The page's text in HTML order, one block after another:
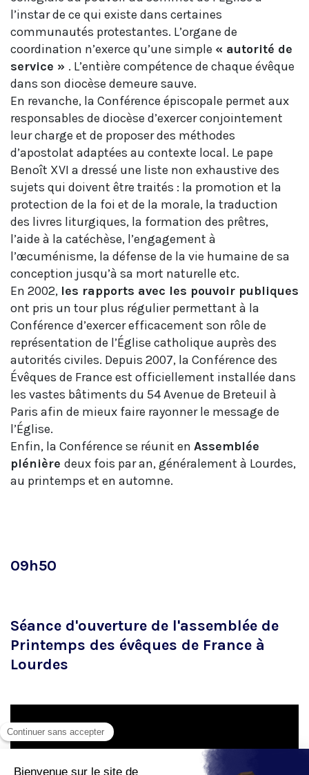
l’instar de ce qui existe dans certaines
communautés protestantes. L’organe de
coordination n’exerce qu’une simple « autorité de
service » . L’entière compétence de chaque évêque
dans son diocèse demeure sauve.
En revanche, la Conférence épiscopale permet aux
responsables de diocèse d’exercer conjointement
leur charge et de proposer des méthodes
d’apostolat adaptées au contexte local. Le pape
Benoît XVI a dressé une liste non exhaustive des
sujets qui doivent être traités : la promotion et la
protection de la foi et de la morale, la traduction
des livres liturgiques, la formation des prêtres,
l’aide à la catéchèse, l’engagement à
l’œcuménisme, la défense de la vie humaine de sa
conception jusqu’à sa mort naturelle etc.
En 2002, les rapports avec les pouvoir publiques
ont pris un tour plus régulier permettant à la
Conférence d’exercer efficacement son rôle de
représentation de l’Église catholique auprès des
autorités civiles. Depuis 2007, la Conférence des
Évêques de France est officiellement installée dans
les vastes bâtiments du 54 Avenue de Breteuil à
Paris afin de mieux faire rayonner le message de
l’Église.
Enfin, la Conférence se réunit en Assemblée
plénière deux fois par an, généralement à Lourdes,
au printemps et en automne.
09h50
Séance d'ouverture de l'assemblée de
Printemps des évêques de France à
Lourdes